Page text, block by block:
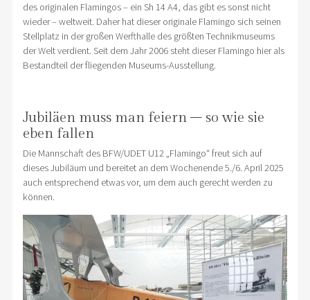
des originalen Flamingos – ein Sh 14 A4, das gibt es sonst nicht
wieder – weltweit. Daher hat dieser originale Flamingo sich seinen
Stellplatz in der großen Werfthalle des größten Technikmuseums
der Welt verdient. Seit dem Jahr 2006 steht dieser Flamingo hier als
Bestandteil der fliegenden Museums-Ausstellung.
Jubiläen muss man feiern – so wie sie
eben fallen
Die Mannschaft des BFW/UDET U12 „Flamingo“ freut sich auf
dieses Jubiläum und bereitet an dem Wochenende 5./6. April 2025
auch entsprechend etwas vor, um dem auch gerecht werden zu
können.